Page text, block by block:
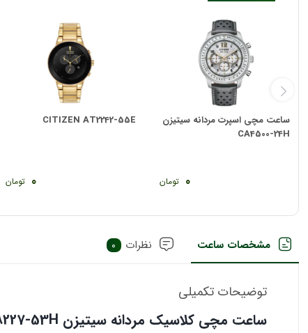
ساعت مچی اسپرت مردانه سیتیزن
CA4500-24H
0 تومان
CITIZEN AT2242-55E
0 تومان
مشخصات ساعت نظرات 0
توضیحات تکمیلی
ساعت مچی کلاسیک مردانه سیتیزن AN8227-53H